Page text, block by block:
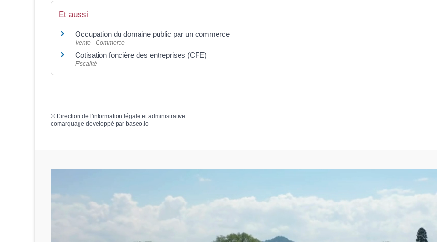
Et aussi
Occupation du domaine public par un commerce
Vente - Commerce
Cotisation foncière des entreprises (CFE)
Fiscalité
© Direction de l'information légale et administrative
comarquage developpé par baseo.io